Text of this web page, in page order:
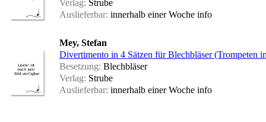
Verlag: Strube
Auslieferbar: innerhalb einer Woche info
Mey, Stefan
Divertimento in 4 Sätzen für Blechbläser (Trompeten
Besetzung: Blechbläser
Verlag: Strube
Auslieferbar: innerhalb einer Woche info